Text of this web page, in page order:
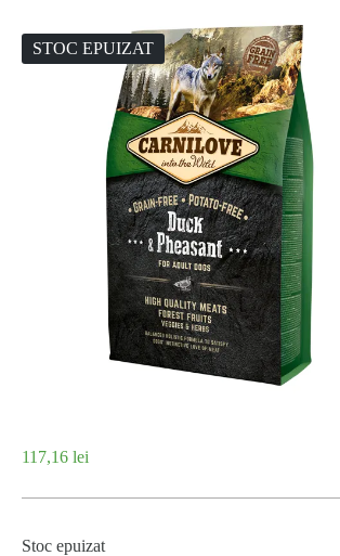
STOC EPUIZAT
117,16 lei
Stoc epuizat